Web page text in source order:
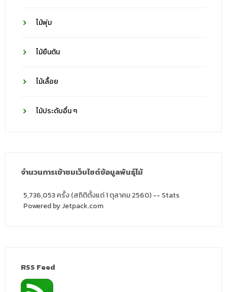
ไม้พุ่ม
ไม้ยืนต้น
ไม้เลื้อย
ไม้ประดับอื่น ๆ
จำนวนการเข้าชมเว็บไซต์ข้อมูลพันธุ์ไม้
5,736,053 ครั้ง (สถิติตั้งแต่ 1 ตุลาคม 2560) -- Stats
Powered by Jetpack.com
RSS Feed